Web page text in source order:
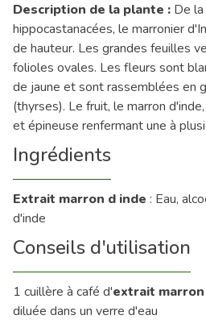
Description de la plante : De
hippocastanacées, le marronier
de hauteur. Les grandes feuilles
folioles ovales. Les fleurs sont
de jaune et sont rassemblées en
(thyrses). Le fruit, le marron
et épineuse renfermant une à
Ingrédients
Extrait marron d inde : Eau,
d'inde
Conseils d'utilisation
1 cuillère à café d'extrait
diluée dans un verre d'eau